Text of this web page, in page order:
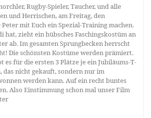
Rugby-Spieler, Taucher, und alle
und Herrischen, am Freitag, den
Peter mit Euch ein Spezial-Training machen.
hat, zieht ein hübsches Faschingskostüm an
ab. Im gesamten Sprungbecken herrscht
Die schönsten Kostüme werden prämiert.
es für die ersten 3 Plätze je ein Jubiläums-T-
das nicht gekauft, sondern nur im
werden kann. Auf ein recht buntes
Also Einstimmung schon mal unser Film